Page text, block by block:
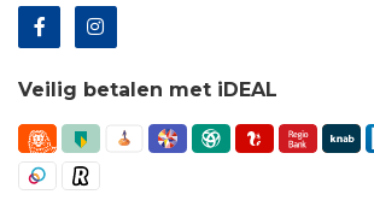
Veilig betalen met iDEAL